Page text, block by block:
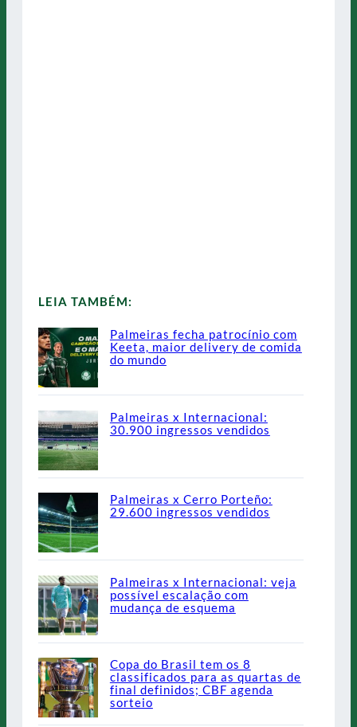
LEIA TAMBÉM:
Palmeiras fecha patrocínio com
Keeta, maior delivery de comida
do mundo
Palmeiras x Internacional:
30.900 ingressos vendidos
Palmeiras x Cerro Porteño:
29.600 ingressos vendidos
Palmeiras x Internacional: veja
possível escalação com
mudança de esquema
Copa do Brasil tem os 8
classificados para as quartas de
final definidos; CBF agenda
sorteio